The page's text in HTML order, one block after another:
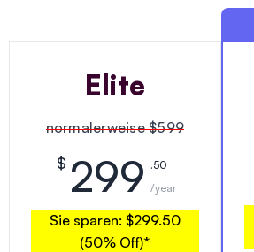
Elite
normalerweise$599
$ 299 .50
/year
Sie sparen: $299.50
(50% Off)*